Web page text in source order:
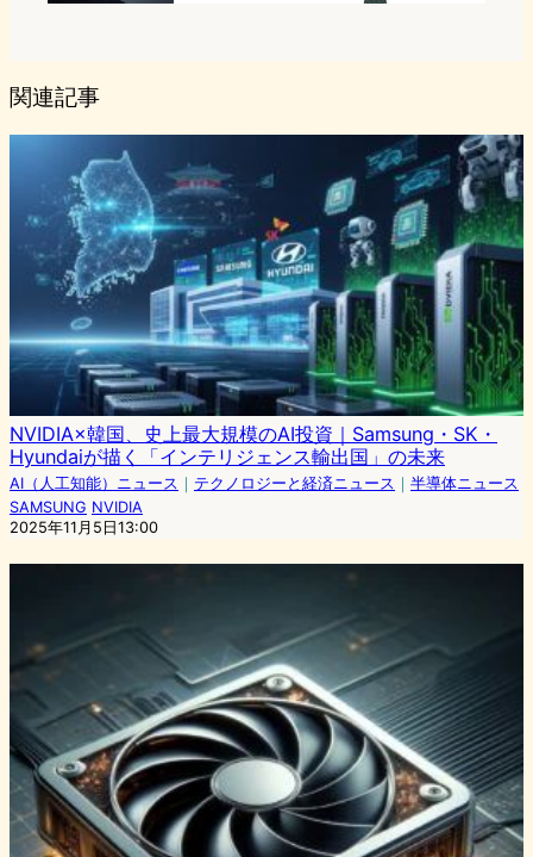
関連記事
NVIDIA×韓国、史上最大規模のAI投資｜Samsung・SK・
Hyundaiが描く「インテリジェンス輸出国」の未来
AI（人工知能）ニュース ｜ テクノロジーと経済ニュース ｜ 半導体ニュース
SAMSUNG NVIDIA
2025年11月5日13:00